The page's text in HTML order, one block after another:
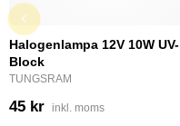
Halogenlampa 12V 10W UV-
Block
TUNGSRAM
45 kr inkl. moms